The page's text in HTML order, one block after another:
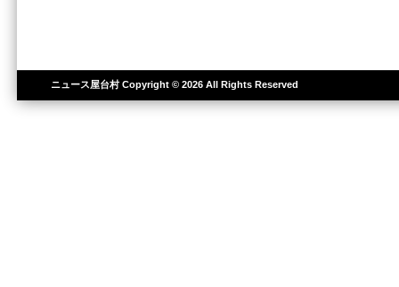
ニュース屋台村Copyright © 2026 All Rights Reserved